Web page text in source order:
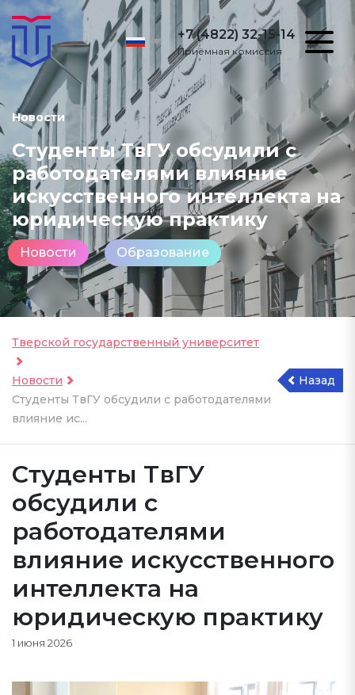
+7 (4822) 32-15-14
Приёмная комиссия
Новости
Студенты ТвГУ обсудили с
работодателями влияние
искусственного интеллекта на
юридическую практику
Новости Образование
Тверской государственный университет
Новости
Студенты ТвГУ обсудили с работодателями
влияние ис...
Назад
Студенты ТвГУ
обсудили с
работодателями
влияние искусственного
интеллекта на
юридическую практику
1 июня 2026